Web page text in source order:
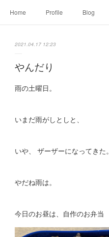
Home Profile Blog
2021.04.17 12:23
やんだり
雨の土曜日。
いまだ雨がしとしと、
いや、 ザーザーになってきた。
やだね雨は。
今日のお昼は、自作のお弁当